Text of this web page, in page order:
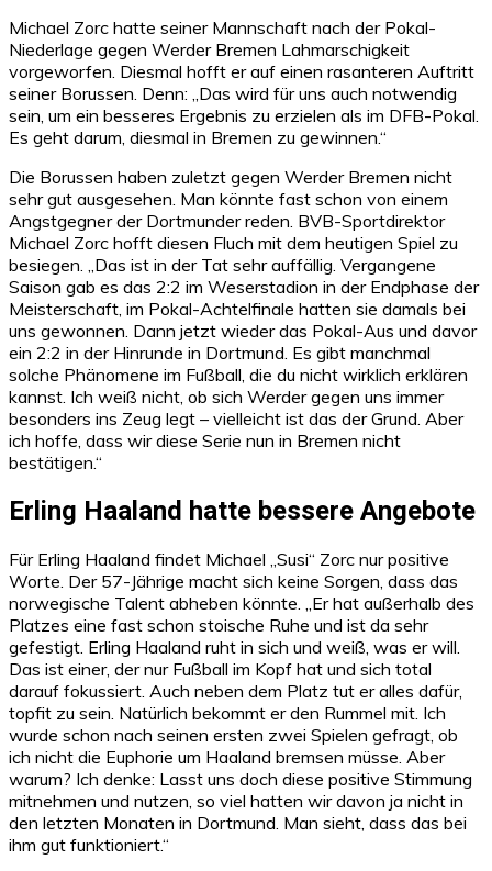
Michael Zorc hatte seiner Mannschaft nach der Pokal-
Niederlage gegen Werder Bremen Lahmarschigkeit
vorgeworfen. Diesmal hofft er auf einen rasanteren Auftritt
seiner Borussen. Denn: „Das wird für uns auch notwendig
sein, um ein besseres Ergebnis zu erzielen als im DFB-Pokal.
Es geht darum, diesmal in Bremen zu gewinnen.“
Die Borussen haben zuletzt gegen Werder Bremen nicht
sehr gut ausgesehen. Man könnte fast schon von einem
Angstgegner der Dortmunder reden. BVB-Sportdirektor
Michael Zorc hofft diesen Fluch mit dem heutigen Spiel zu
besiegen. „Das ist in der Tat sehr auffällig. Vergangene
Saison gab es das 2:2 im Weserstadion in der Endphase der
Meisterschaft, im Pokal-Achtelfinale hatten sie damals bei
uns gewonnen. Dann jetzt wieder das Pokal-Aus und davor
ein 2:2 in der Hinrunde in Dortmund. Es gibt manchmal
solche Phänomene im Fußball, die du nicht wirklich erklären
kannst. Ich weiß nicht, ob sich Werder gegen uns immer
besonders ins Zeug legt – vielleicht ist das der Grund. Aber
ich hoffe, dass wir diese Serie nun in Bremen nicht
bestätigen.“
Erling Haaland hatte bessere Angebote
Für Erling Haaland findet Michael „Susi“ Zorc nur positive
Worte. Der 57-Jährige macht sich keine Sorgen, dass das
norwegische Talent abheben könnte. „Er hat außerhalb des
Platzes eine fast schon stoische Ruhe und ist da sehr
gefestigt. Erling Haaland ruht in sich und weiß, was er will.
Das ist einer, der nur Fußball im Kopf hat und sich total
darauf fokussiert. Auch neben dem Platz tut er alles dafür,
topfit zu sein. Natürlich bekommt er den Rummel mit. Ich
wurde schon nach seinen ersten zwei Spielen gefragt, ob
ich nicht die Euphorie um Haaland bremsen müsse. Aber
warum? Ich denke: Lasst uns doch diese positive Stimmung
mitnehmen und nutzen, so viel hatten wir davon ja nicht in
den letzten Monaten in Dortmund. Man sieht, dass das bei
ihm gut funktioniert.“